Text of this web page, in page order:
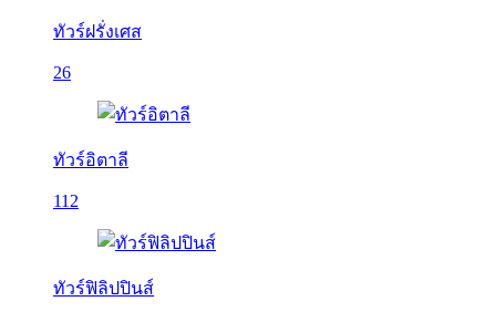
ทัวร์ฝรั่งเศส
26
ทัวร์อิตาลี
112
ทัวร์ฟิลิปปินส์